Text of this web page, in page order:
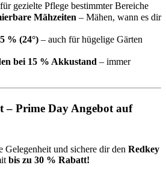
gezielte Pflege bestimmter Bereiche
Mähzeiten – Mähen, wann es dir
% (24°) – auch für hügelige Gärten
bei 15 % Akkustand – immer
– Prime Day Angebot auf
Gelegenheit und sichere dir den Redkey
bis zu 30 % Rabatt!